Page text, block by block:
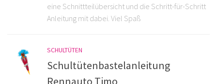
eine Schnittteilübersicht und die Schritt-für-Schritt
Anleitung mit dabei. Viel Spaß
SCHULTÜTEN
Schultütenbastelanleitung
Rennauto Timo